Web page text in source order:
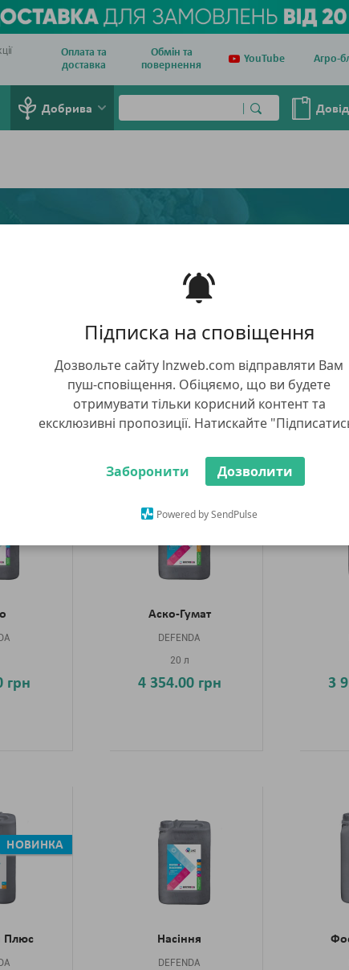
Підписка на сповіщення
Дозвольте сайту lnzweb.com відправляти Вам
пуш-сповіщення. Обіцяємо, що ви будете
отримувати тільки корисний контент та
ексклюзивні пропозиції. Натискайте
Заборонити Дозволити
Powered by SendPulse
Оплата та
доставка
Обмін та
повернення
YouTube Агро-
Добрива
Мінеральні добрива
з 8
грн
Аско-Гумат
DEFENDA
20 л
4 354.00 грн 3
Плюс
НОВИНКА
Насіння
DEFENDA